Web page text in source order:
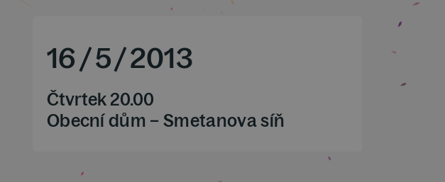
16/5/2013
Čtvrtek 20.00
Obecní dům – Smetanova síň